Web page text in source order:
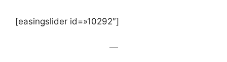
[easingslider id=»10292″]
—